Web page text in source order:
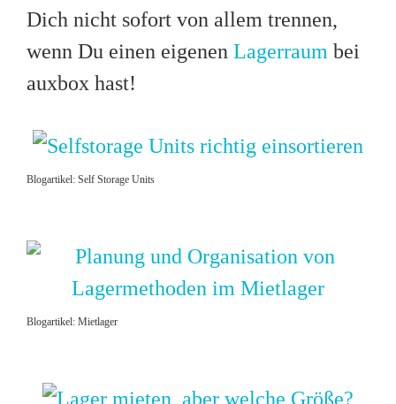
Dich nicht sofort von allem trennen,
wenn Du einen eigenen Lagerraum bei
auxbox hast!
Blogartikel: Self Storage Units
Blogartikel: Mietlager